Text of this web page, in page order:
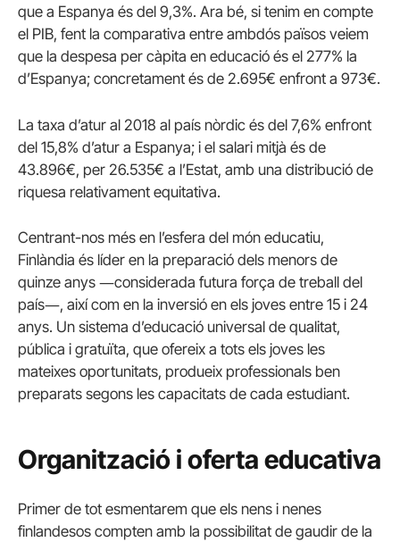
que a Espanya és del 9,3%. Ara bé, si tenim en compte
el PIB, fent la comparativa entre ambdós països veiem
que la despesa per càpita en educació és el 277% la
d’Espanya; concretament és de 2.695€ enfront a 973€.
La taxa d’atur al 2018 al país nòrdic és del 7,6% enfront
del 15,8% d’atur a Espanya; i el salari mitjà és de
43.896€, per 26.535€ a l’Estat, amb una distribució de
riquesa relativament equitativa.
Centrant-nos més en l’esfera del món educatiu,
Finlàndia és líder en la preparació dels menors de
quinze anys ―considerada futura força de treball del
país―, així com en la inversió en els joves entre 15 i 24
anys. Un sistema d’educació universal de qualitat,
pública i gratuïta, que ofereix a tots els joves les
mateixes oportunitats, produeix professionals ben
preparats segons les capacitats de cada estudiant.
Organització i oferta educativa
Primer de tot esmentarem que els nens i nenes
finlandesos compten amb la possibilitat de gaudir de la